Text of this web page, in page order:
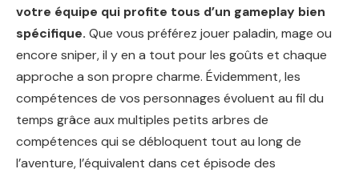
votre équipe qui profite tous d’un gameplay bien
spécifique. Que vous préférez jouer paladin, mage ou
encore sniper, il y en a tout pour les goûts et chaque
approche a son propre charme. Évidemment, les
compétences de vos personnages évoluent au fil du
temps grâce aux multiples petits arbres de
compétences qui se débloquent tout au long de
l’aventure, l’équivalent dans cet épisode des